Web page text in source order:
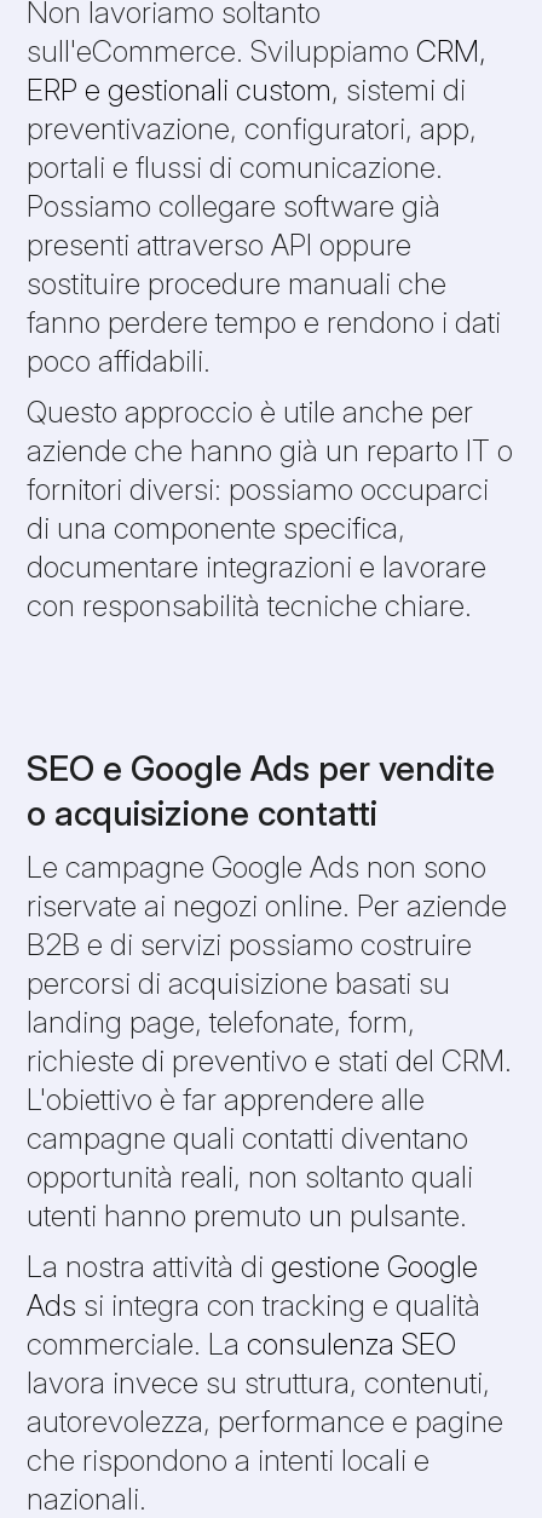
Non lavoriamo soltanto
sull'eCommerce. Sviluppiamo CRM,
ERP e gestionali custom, sistemi di
preventivazione, configuratori, app,
portali e flussi di comunicazione.
Possiamo collegare software già
presenti attraverso API oppure
sostituire procedure manuali che
fanno perdere tempo e rendono i dati
poco affidabili.
Questo approccio è utile anche per
aziende che hanno già un reparto IT o
fornitori diversi: possiamo occuparci
di una componente specifica,
documentare integrazioni e lavorare
con responsabilità tecniche chiare.
SEO e Google Ads per vendite
o acquisizione contatti
Le campagne Google Ads non sono
riservate ai negozi online. Per aziende
B2B e di servizi possiamo costruire
percorsi di acquisizione basati su
landing page, telefonate, form,
richieste di preventivo e stati del CRM.
L'obiettivo è far apprendere alle
campagne quali contatti diventano
opportunità reali, non soltanto quali
utenti hanno premuto un pulsante.
La nostra attività digestione Google
Ads si integra con tracking e qualità
commerciale. Laconsulenza SEO
lavora invece su struttura, contenuti,
autorevolezza, performance e pagine
che rispondono a intenti locali e
nazionali.